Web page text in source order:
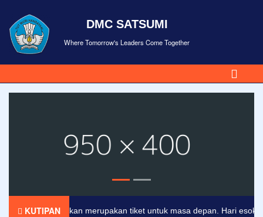
DMC SATSUMI
Where Tomorrow's Leaders Come Together
KUTIPAN
Pendidikan merupakan tiket untuk masa depan. Hari esok